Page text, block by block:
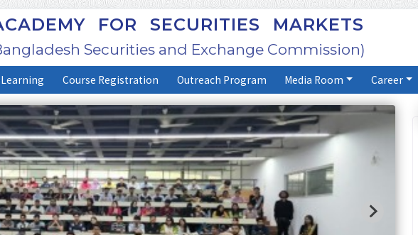
FOR SECURITIES MARKETS
Securities and Exchange Commission)
Course Registration Outreach Program Media Room Career